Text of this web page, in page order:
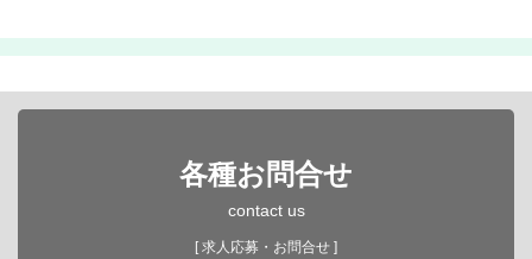
各種お問合せ
contact us
[ 求人応募・お問合せ ]